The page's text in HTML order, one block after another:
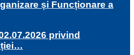
și Funcționare a
privind